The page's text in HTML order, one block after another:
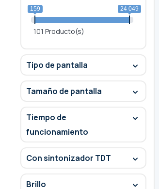
159 24 049
101 Producto(s)
Tipo de pantalla
Tamaño de pantalla
Tiempo de
funcionamiento
Con sintonizador TDT
Brillo